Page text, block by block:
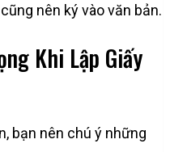
cũng nên ký vào văn bản.
Khi Lập Giấy
bạn nên chú ý những